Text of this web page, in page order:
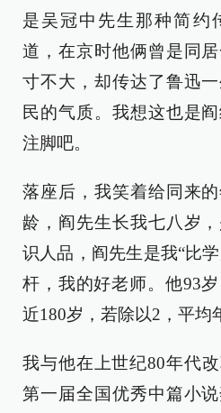
是吴冠中先生那种简约
道，在京时他俩曾是同
寸不大，却传达了鲁迅
民的气质。我想这也是
注脚吧。
落座后，我笑着给同来
龄，阎先生长我七八岁
识人品，阎先生是我“比
杆，我的好老师。他93
近180岁，若除以2，平均
我与他在上世纪80年代
第一届全国优秀中篇小